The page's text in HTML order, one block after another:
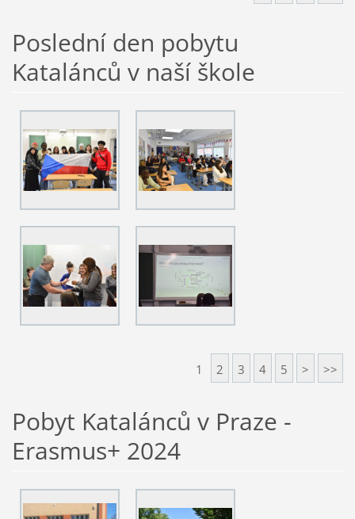
Poslední den pobytu
Katalánců v naší škole
1 2 3 4 5 > >>
Pobyt Katalánců v Praze -
Erasmus+ 2024